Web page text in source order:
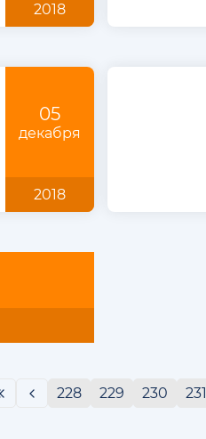
2018
05
декабря
2018
228 229 230 231